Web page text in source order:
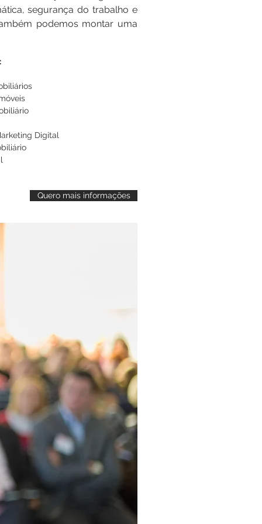
também montar uma
segurança do trabalho e
podemos montar uma
Digital
Quero mais informações